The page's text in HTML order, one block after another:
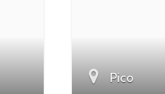
Pico